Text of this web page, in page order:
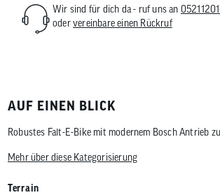
Wir sind für dich da - ruf uns an
odervereinbare einen Rückruf
AUF EINEN BLICK
Robustes Falt-E-Bike mit modernem Bosch Antrieb
Mehr über diese Kategorisierung
Terrain